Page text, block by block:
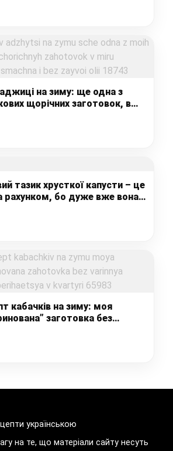
на зиму: ще одна з
щорічних заготовок, в
дуже смачна, і без зайвої
тазик хрусткої капусти – це
рахунком, бо дуже вже вона
кабачків на зиму: моя
заготовка без
та зберігається в
українською
на те, що матеріали сайту несуть